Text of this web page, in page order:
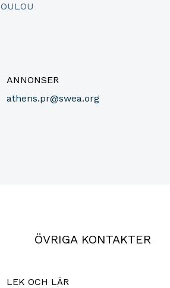
ANNONSER
athens.pr@swea.org
ÖVRIGA KONTAKTER
LEK OCH LÄR